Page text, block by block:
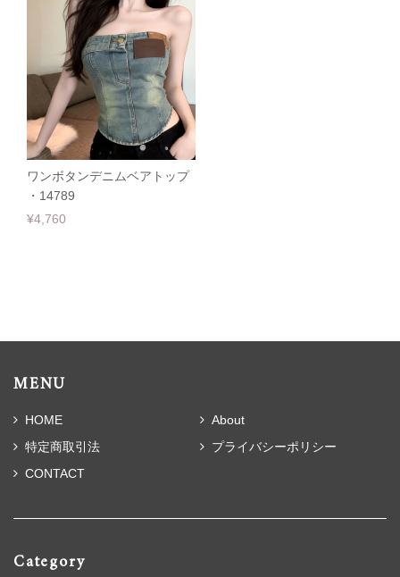
ワンボタンデニムベアトップ
・14789
¥4,760
MENU
HOME
About
特定商取引法
プライバシーポリシー
CONTACT
Category